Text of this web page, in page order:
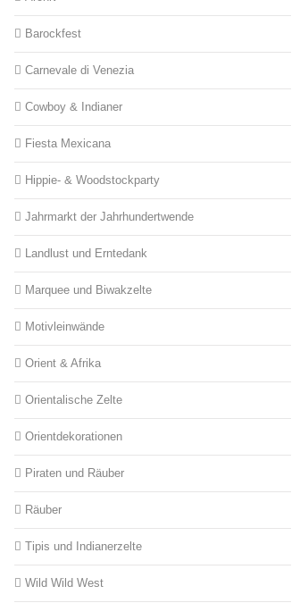
Barockfest
Carnevale di Venezia
Cowboy & Indianer
Fiesta Mexicana
Hippie- & Woodstockparty
Jahrmarkt der Jahrhundertwende
Landlust und Erntedank
Marquee und Biwakzelte
Motivleinwände
Orient & Afrika
Orientalische Zelte
Orientdekorationen
Piraten und Räuber
Räuber
Tipis und Indianerzelte
Wild Wild West